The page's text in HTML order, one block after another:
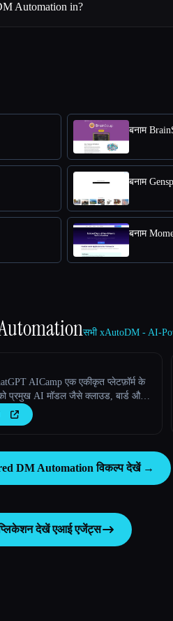
Automation in?
बनाम
बनाम
बनाम
सभी xAutoDM - AI-
AICamp एक एकीकृत प्लेटफ़ॉर्म के
को प्रमुख AI मॉडल जैसे क्लाउड, बार्ड और
मॉडल तक पहुँच को केंद्रीकृत करने में मदद
DM Automation विकल्प देखें →
देखेंएआई एजेंट्स